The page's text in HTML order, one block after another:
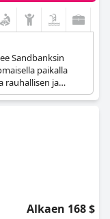
Sandbanksin
paikalla
rauhallisen ja
Hotellilta
heidän
ja sinne
on täydellinen
Hotelli
nykyaikaiset
vieraan
huoneissa on
nauttia
Alkaen 168 $